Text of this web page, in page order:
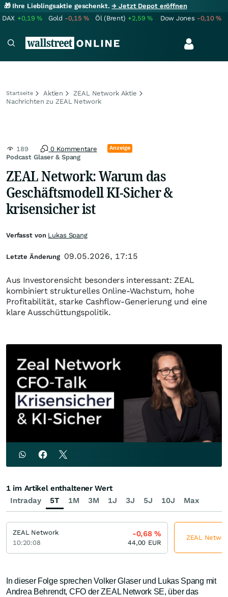
🎁 Ihre Lieblingsaktie geschenkt.→ Jetzt Depot eröffnen
DAX +0,19% Gold -0,15% Öl (Brent) +2,59% Dow Jones -0,10%
Startseite Aktien
ZEAL Network Aktie
Nachrichten zu ZEAL Network
Podcast Glaser & Spang
189 0 Kommentare Anzeige
ZEAL Network: Warum das
Geschäftsmodell KI-Sicher &
krisensicher ist
Aus Investorensicht besonders interessant: ZEAL
kombiniert strukturelles Online-Wachstum, hohe
Profitabilität, starke Cashflow-Generierung und eine
klare Ausschüttungspolitik.
In dieser Folge sprechen Volker Glaser und Lukas Spang mit
Andrea Behrendt, CFO der ZEAL Network SE, über das
Verfasst von Lukas Spang
Letzte Änderung 09.05.2026, 17:15
Intraday 5T 1M 3M 1J 3J 5J 10J Max
1 im Artikel enthaltener Wert
ZEAL Network
10:20:08
-0,68%
44,00 EUR
ZEAL